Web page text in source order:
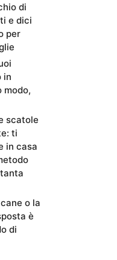
di
e dici
per
in
modo,
scatole
ti
in casa
o la
è
di